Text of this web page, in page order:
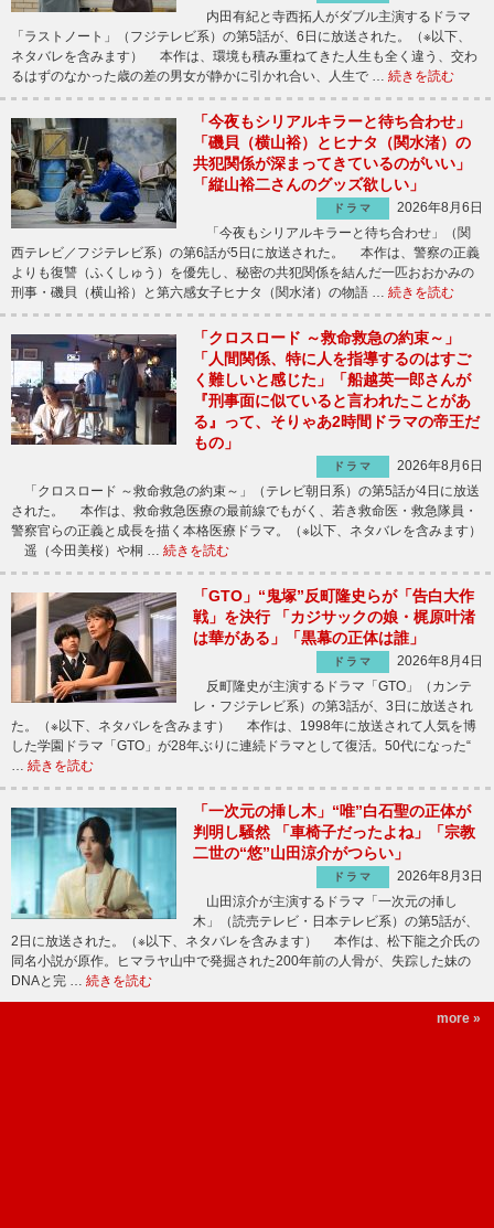
内田有紀と寺西拓人がダブル主演するドラマ
「ラストノート」（フジテレビ系）の第5話が、6日に放送された。（※以下、
ネタバレを含みます） 本作は、環境も積み重ねてきた人生も全く違う、交わ
るはずのなかった歳の差の男女が静かに引かれ合い、人生で … 続きを読む
「今夜もシリアルキラーと待ち合わせ」
「磯貝（横山裕）とヒナタ（関水渚）の
共犯関係が深まってきているのがいい」
「縦山裕二さんのグッズ欲しい」
ドラマ
2026年8月6日
「今夜もシリアルキラーと待ち合わせ」（関
西テレビ／フジテレビ系）の第6話が5日に放送された。 本作は、警察の正義
よりも復讐（ふくしゅう）を優先し、秘密の共犯関係を結んだ一匹おおかみの
刑事・磯貝（横山裕）と第六感女子ヒナタ（関水渚）の物語 … 続きを読む
「クロスロード ～救命救急の約束～」
「人間関係、特に人を指導するのはすご
く難しいと感じた」「船越英一郎さんが
『刑事面に似ていると言われたことがあ
る』って、そりゃあ2時間ドラマの帝王だ
もの」
ドラマ
2026年8月6日
「クロスロード ～救命救急の約束～」（テレビ朝日系）の第5話が4日に放送
された。 本作は、救命救急医療の最前線でもがく、若き救命医・救急隊員・
警察官らの正義と成長を描く本格医療ドラマ。（※以下、ネタバレを含みます）
遥（今田美桜）や桐 … 続きを読む
「GTO」“鬼塚”反町隆史らが「告白大作
戦」を決行 「カジサックの娘・梶原叶渚
は華がある」「黒幕の正体は誰」
ドラマ
2026年8月4日
反町隆史が主演するドラマ「GTO」（カンテ
レ・フジテレビ系）の第3話が、3日に放送され
た。（※以下、ネタバレを含みます） 本作は、1998年に放送されて人気を博
した学園ドラマ「GTO」が28年ぶりに連続ドラマとして復活。50代になった“
続きを読む
「一次元の挿し木」“唯”白石聖の正体が
判明し騒然 「車椅子だったよね」「宗教
二世の“悠”山田涼介がつらい」
ドラマ
2026年8月3日
山田涼介が主演するドラマ「一次元の挿し
木」（読売テレビ・日本テレビ系）の第5話が、
2日に放送された。（※以下、ネタバレを含みます） 本作は、松下龍之介氏の
同名小説が原作。ヒマラヤ山中で発掘された200年前の人骨が、失踪した妹の
DNAと完 … 続きを読む
more »